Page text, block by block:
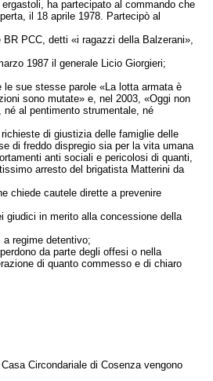
ha partecipato al commando che
il 18 aprile 1978. Partecipò al
PCC, detti «i ragazzi della Balzerani»,
1987 il generale Licio Giorgieri;
sue stesse parole «La lotta armata è
sono mutate» e, nel 2003, «Oggi non
al pentimento strumentale, né
di giustizia delle famiglie delle
di freddo dispregio sia per la vita umana
anti sociali e pericolosi di quanti,
arresto del brigatista Matterini da
chiede cautele dirette a prevenire
giudici in merito alla concessione della
regime detentivo;
da parte degli offesi o nella
di quanto commesso e di chiaro
Circondariale di Cosenza vengono